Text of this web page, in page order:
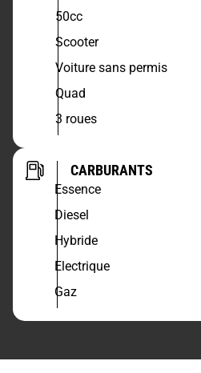
50cc
Scooter
Voiture sans permis
Quad
3 roues
CARBURANTS
Essence
Diesel
Hybride
Electrique
Gaz